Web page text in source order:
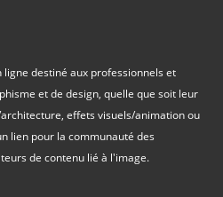
destiné aux professionnels et
et de design, quelle que soit leur
effets visuels/animation ou
lien pour la communauté des
de contenu lié à l'image.